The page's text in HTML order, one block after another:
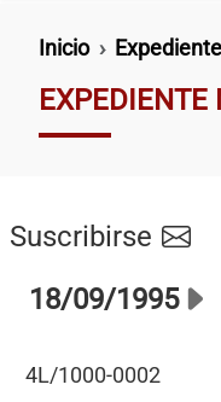
Ruta de
Inicio
Suscribirse
18/09/1995
4L/1000-0002